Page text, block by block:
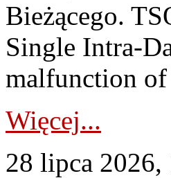
Bieżącego.
Single Intra-
malfunction
Więcej...
28 lipca 2026,